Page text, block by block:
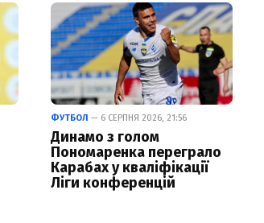
ФУТБОЛ — 6 СЕРПНЯ 2026, 21:56
Динамо з голом
Пономаренка переграло
Карабах у кваліфікації
Ліги конференцій